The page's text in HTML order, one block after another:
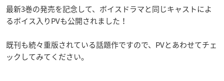
最新3巻の発売を記念して、ボイスドラマと同じキャストによ
るボイス入りPVも公開されました！
既刊も続々重版されている話題作ですので、PVとあわせてチェ
ックしてみてください。